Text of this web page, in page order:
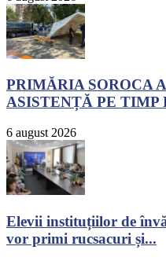
PRIMĂRIA SOROCA
ASISTENȚĂ PE TIMP
6 august 2026
Elevii instituțiilor de
vor primi rucsacuri și...